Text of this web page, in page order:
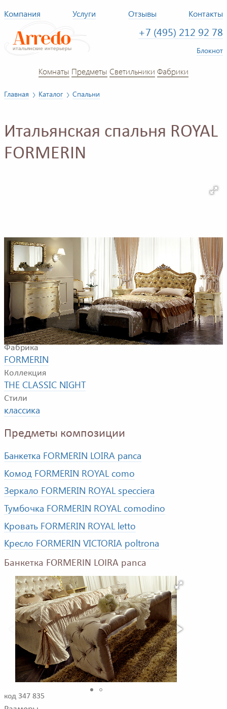
Компания Услуги Отзывы Контакты
+7 (495) 212 92 78
Блокнот
Комнаты Предметы Светильники Фабрики
Главная Каталог Спальни
Итальянская спальня ROYAL
FORMERIN
Пример композиции для спальной комнаты. в
композицию входят: кровать, банкетка, комод,
прикроватная тумбочка, зеркало и кресло.
Фабрика
FORMERIN
Коллекция
THE CLASSIC NIGHT
Стили
классика
Предметы композиции
Банкетка FORMERIN LOIRA panca
Комод FORMERIN ROYAL como
Зеркало FORMERIN ROYAL specciera
Тумбочка FORMERIN ROYAL comodino
Кровать FORMERIN ROYAL letto
Кресло FORMERIN VICTORIA poltrona
Банкетка FORMERIN LOIRA panca
код 347 835